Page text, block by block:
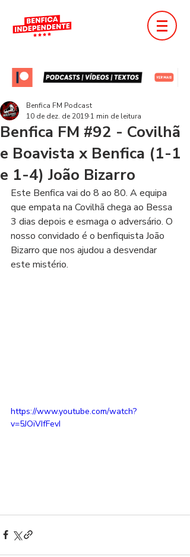
Benfica FM #92 - Covilhã
e Boavista x Benfica (1-1
e 1-4) João Bizarro
Benfica FM Podcast
10 de dez. de 2019 1 min de leitura
Este Benfica vai do 8 ao 80. A equipa
que empata na Covilhã chega ao Bessa
3 dias depois e esmaga o adversário. O
nosso convidado é o benfiquista João
Bizarro que nos ajudou a desvendar
este mistério.
https://www.youtube.com/watch?
v=5JOiVIfFevI